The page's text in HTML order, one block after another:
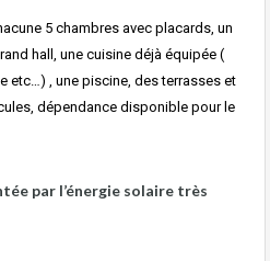
5 chambres avec placards, un
hall, une cuisine déjà équipée (
etc…) , une piscine, des terrasses et
dépendance disponible pour le
par l’énergie solaire très